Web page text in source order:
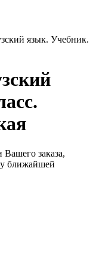
язык. Учебник.
заказа,
ближайшей